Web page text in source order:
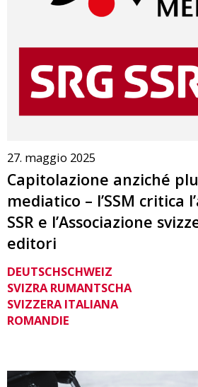
27. maggio 2025
Capitolazione anziché
mediatico – l’SSM critica
SSR e l’Associazione
editori
DEUTSCHSCHWEIZ
SVIZRA RUMANTSCHA
SVIZZERA ITALIANA
ROMANDIE